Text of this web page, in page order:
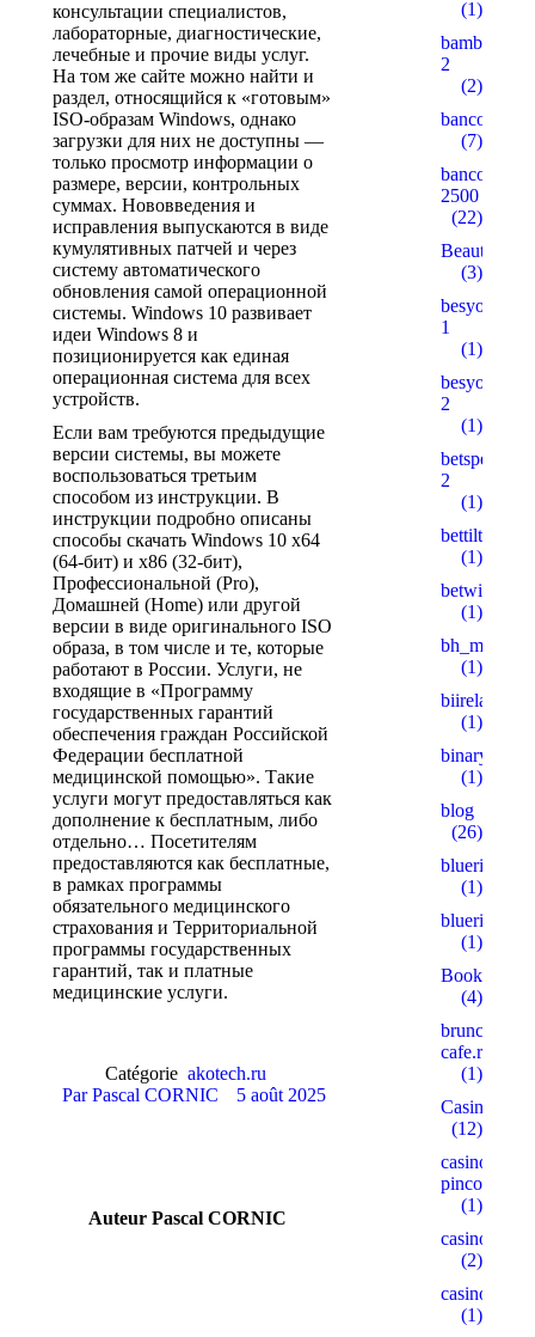
консультации специалистов,
лабораторные, диагностические,
лечебные и прочие виды услуг.
На том же сайте можно найти и
раздел, относящийся к «готовым»
ISO-образам Windows, однако
загрузки для них не доступны —
только просмотр информации о
размере, версии, контрольных
суммах. Нововведения и
исправления выпускаются в виде
кумулятивных патчей и через
систему автоматического
обновления самой операционной
системы. Windows 10 развивает
идеи Windows 8 и
позиционируется как единая
операционная система для всех
устройств.
Если вам требуются предыдущие
версии системы, вы можете
воспользоваться третьим
способом из инструкции. В
инструкции подробно описаны
способы скачать Windows 10 x64
(64-бит) и x86 (32-бит),
Профессиональной (Pro),
Домашней (Home) или другой
версии в виде оригинального ISO
образа, в том числе и те, которые
работают в России. Услуги, не
входящие в «Программу
государственных гарантий
обеспечения граждан Российской
Федерации бесплатной
медицинской помощью». Такие
услуги могут предоставляться как
дополнение к бесплатным, либо
отдельно… Посетителям
предоставляются как бесплатные,
в рамках программы
обязательного медицинского
страхования и Территориальной
программы государственных
гарантий, так и платные
медицинские услуги.
Catégorie akotech.ru
ParPascal CORNIC 5 août 2025
Auteur Pascal CORNIC
(1)
2
(2)
bancorallZ
(7)
bancorZ
2500
(22)
Beauty
(3)
1
(1)
2
(1)
2
(1)
bettilt
(1)
betwinner4
(1)
bh_miakang
(1)
(1)
binaryprofy
(1)
blog
(26)
(1)
(1)
(4)
brunch-
cafe.ru
(1)
Casino
(12)
casino-
pinco.xyz
(1)
casino1
(2)
casino10
(1)